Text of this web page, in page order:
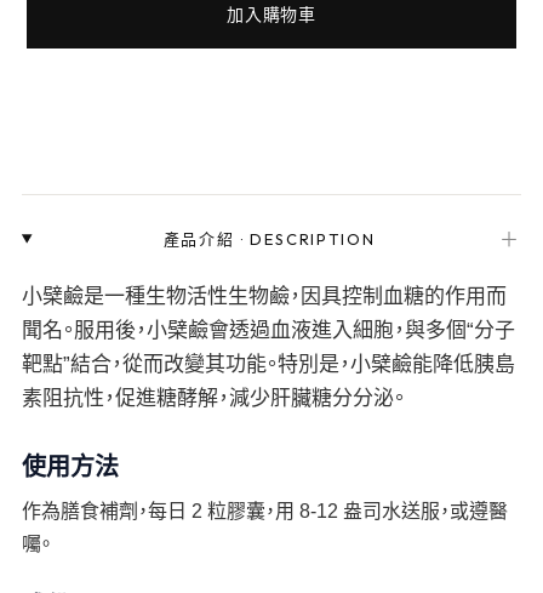
加入購物車
產品介紹 ·DESCRIPTION ＋
小檗鹼是一種生物活性生物鹼，因具控制血糖的作用而
聞名。服用後，小檗鹼會透過血液進入細胞，與多個“分子
靶點”結合，從而改變其功能。特別是，小檗鹼能降低胰島
素阻抗性，促進糖酵解，減少肝臟糖分分泌。
使用方法
作為膳食補劑，每日 2 粒膠囊，用 8-12 盎司水送服，或遵醫
囑。